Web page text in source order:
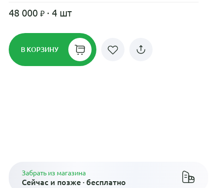
48 000 · 4 шт
В КОРЗИНУ
Забрать из магазина
Сейчас и позже · бесплатно